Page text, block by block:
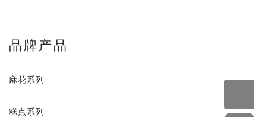
品牌产品
麻花系列
糕点系列